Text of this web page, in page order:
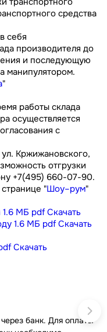
средства
себя
производителя до
и последующую
манипулятором.
"
работы склада
осуществляется
с
Кржижановского,
отгрузки
+7(495) 660-07-90.
"Шоу–рум"
1.6 МБ pdf Скачать
1.6 МБ pdf Скачать
Скачать
банк. Для оплаты